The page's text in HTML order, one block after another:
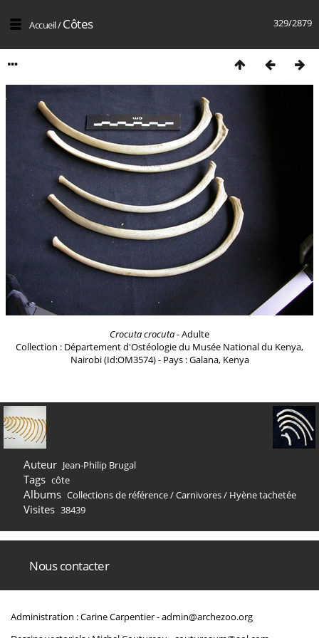
329/2879
Accueil/Côtes
Crocuta crocuta- Adulte
Collection : Département d'Ostéologie du Musée National du Kenya,
Nairobi (Id:OM3574) - Pays : Galana, Kenya
Auteur Jean-Philip Brugal
Tags côte
Albums Collections de référence/Carnivores/ Hyène tachetée
Visites 38439
Nous contacter
Administration : Carine Carpentier -admin@archezoo.org